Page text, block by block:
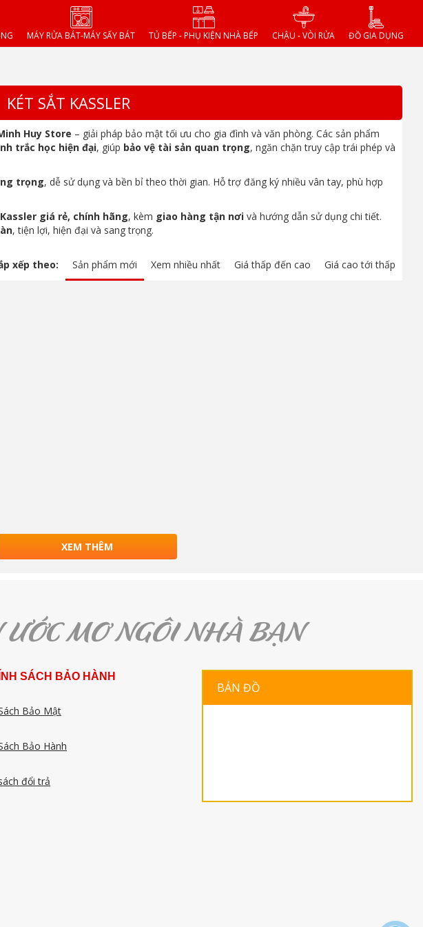
MÁY RỬA BÁT-MÁY SẤY BÁT TỦ BẾP - PHỤ KIỆN NHÀ BẾP CHẬU - VÒI RỬA ĐỒ GIA DỤNG
KÉT SẮT KASSLER
Huy Store – giải pháp bảo mật tối ưu cho gia đình và văn phòng. Các sản phẩm
trắc học hiện đại, giúp bảo vệ tài sản quan trọng, ngăn chặn truy cập trái phép và
trọng, dễ sử dụng và bền bỉ theo thời gian. Hỗ trợ đăng ký nhiều vân tay, phù hợp
giá rẻ, chính hãng, kèm giao hàng tận nơivà hướng dẫn sử dụng chi tiết.
, tiện lợi, hiện đại và sang trọng.
xếp theo: Sản phẩm mới Xem nhiều nhất Giá thấp đến cao Giá cao tới thấp
XEM THÊM
SÁCH BẢO HÀNH
Bảo Mật
Bảo Hành
đổi trả
BẢN ĐỒ